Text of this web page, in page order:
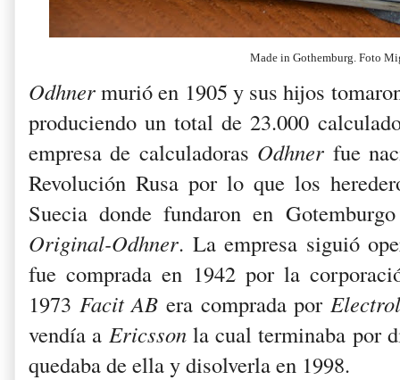
Made in Gothemburg. Foto
Odhnermurió en 1905 y sus hijos
produciendo un total de 23.000
empresa de calculadoras Odhner fue
Revolución Rusa por lo que los
Suecia donde fundaron en
Original-Odhner. La empresa siguió
fue comprada en 1942 por la
1973 Facit AB era comprada por
vendía a Ericsson la cual terminaba por
quedaba de ella y disolverla en 1998.